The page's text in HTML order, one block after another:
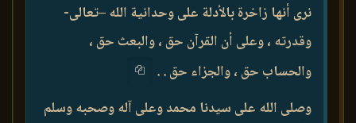
نرى أنها زاخرة بالأدلة على وحدانية الله –تعالى-
وقدرته ، وعلى أن القرآن حق ، والبعث حق ،
والحساب حق ، والجزاء حق . .
وصلى الله على سيدنا محمد وعلى آله وصحبه وسلم